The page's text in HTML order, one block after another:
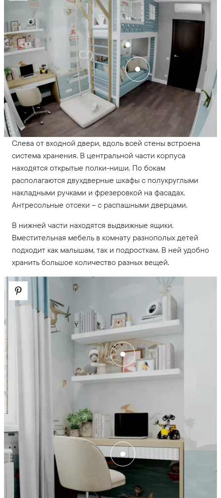
Слева от входной двери, вдоль всей стены встроена
система хранения. В центральной части корпуса
находятся открытые полки-ниши. По бокам
располагаются двухдверные шкафы с полукруглыми
накладными ручками и фрезеровкой на фасадах.
Антресольные отсеки – с распашными дверцами.
В нижней части находятся выдвижные ящики.
Вместительная мебель в комнату разнополых детей
подходит как малышам, так и подросткам. В ней удобно
хранить большое количество разных вещей.